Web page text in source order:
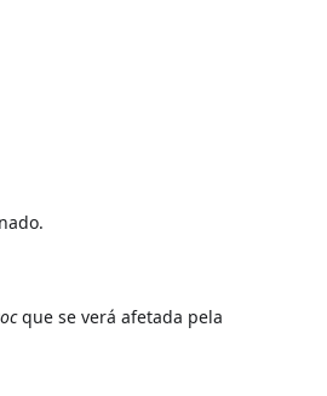
que se verá afetada pela